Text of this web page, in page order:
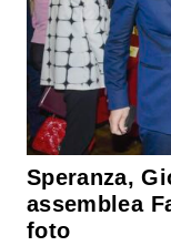
Speranza,
assemblea
foto